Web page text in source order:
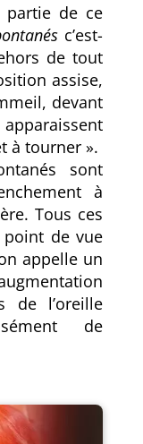
partie de ce
c’est-
de tout
assise,
devant
à tourner ».
sont
à
Tous ces
point de vue
appelle un
de l’oreille
de